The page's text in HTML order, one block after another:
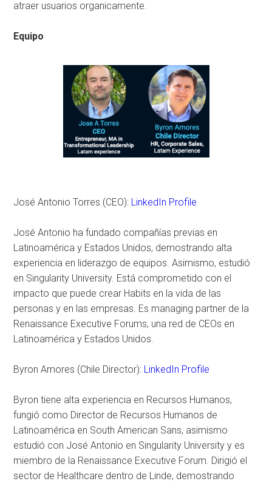
atraer usuarios organicamente.
Equipo
José Antonio Torres (CEO): LinkedIn Profile
José Antonio ha fundado compañías previas en
Latinoamérica y Estados Unidos, demostrando alta
experiencia en liderazgo de equipos. Asimismo, estudió
en Singularity University. Está comprometido con el
impacto que puede crear Habits en la vida de las
personas y en las empresas. Es managing partner de la
Renaissance Executive Forums, una red de CEOs en
Latinoamérica y Estados Unidos.
Byron Amores (Chile Director): LinkedIn Profile
Byron tiene alta experiencia en Recursos Humanos,
fungió como Director de Recursos Humanos de
Latinoamérica en South American Sans, asimismo
estudió con José Antonio en Singularity University y es
miembro de la Renaissance Executive Forum. Dirigió el
sector de Healthcare dentro de Linde, demostrando